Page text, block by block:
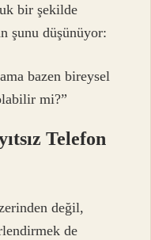
bir şekilde
şunu düşünüyor:
bazen bireysel
mi?”
Telefon
değil,
de